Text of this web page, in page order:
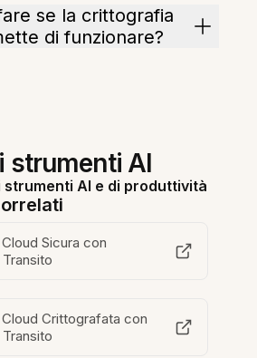
se la crittografia
di funzionare?
strumenti AI
AI e di produttività
Sicura con
Crittografata con